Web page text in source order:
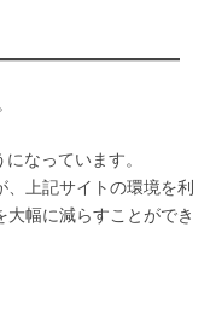
なっています。
上記サイトの環境を利
幅に減らすことができ